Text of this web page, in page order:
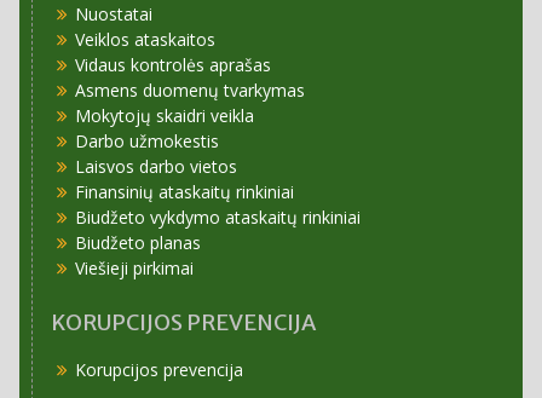
Nuostatai
Veiklos ataskaitos
Vidaus kontrolės aprašas
Asmens duomenų tvarkymas
Mokytojų skaidri veikla
Darbo užmokestis
Laisvos darbo vietos
Finansinių ataskaitų rinkiniai
Biudžeto vykdymo ataskaitų rinkiniai
Biudžeto planas
Viešieji pirkimai
KORUPCIJOS PREVENCIJA
Korupcijos prevencija